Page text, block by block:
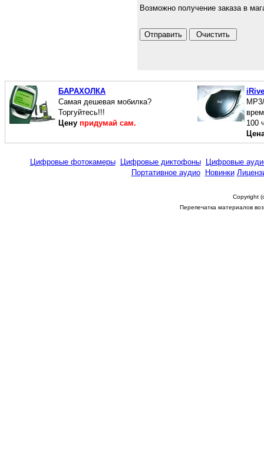
Возможно получение заказа в
БАРАХОЛКА
Cамая дешевая мобилка?
Торгуйтесь!!!
Цену придумай сам.
100
Цифровые фотокамеры Цифровые диктофоны
Цифровые
Портативное аудио
Новинки
Copyright
Перепечатка материалов